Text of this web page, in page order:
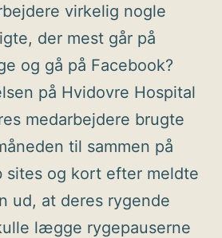
virkelig nogle
der mest går på
og gå på Facebook?
på Hvidovre Hospital
medarbejdere brugte
til sammen på
sites og kort efter meldte
ud, at deres rygende
lægge rygepauserne